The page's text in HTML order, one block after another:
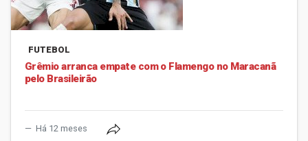
FUTEBOL
Grêmio arranca empate com o Flamengo no Maracanã
pelo Brasileirão
Há 12 meses